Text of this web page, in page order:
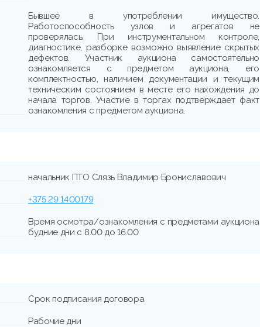
Бывшее в употреблении имущество.
Работоспособность узлов и агрегатов не
проверялась. При инструментальном контроле,
диагностике, разборке возможно выявление скрытых
дефектов. Участник аукциона самостоятельно
ознакомляется с предметом аукциона, его
комплектностью, наличием документации и текущим
техническим состоянием в месте его нахождения до
начала торгов. Участие в торгах подтверждает факт
ознакомления с предметом аукциона.
начальник ПТО Слязь Владимир Брониславович
+375 29 1400179
Время осмотра/ознакомления с предметами аукциона
будние дни с 8.00 до 16.00
Срок подписания договора
Рабочие дни